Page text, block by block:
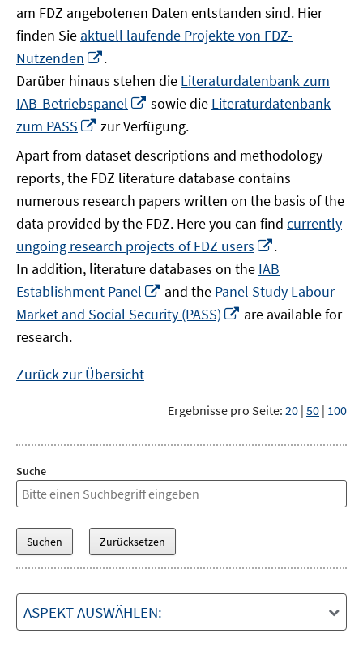
am FDZ angebotenen Daten entstanden sind. Hier
finden Sie aktuell laufende Projekte von FDZ-
Nutzenden
neuem
Fenster
öffnen
.
Darüber hinaus stehen die Literaturdatenbank zum
IAB-Betriebspanel
In
neuem
Fenster
öffnen
sowie die Literaturdatenbank
zum PASS
In
Fenster
öffnen
zur Verfügung.
Apart from dataset descriptions and methodology
reports, the FDZ literature database contains
numerous research papers written on the basis of the
data provided by the FDZ. Here you can find currently
ungoing research projects of FDZ users
neuem
Fenster
öffnen
.
In addition, literature databases on the IAB
Establishment Panel
In
neuem
Fenster
and the Panel Study Labour
Market and Social Security (PASS)
In
are available for
research.
Zurück zur Übersicht
Ergebnisse pro Seite: 20 | 50 | 100
Suche
ASPEKT AUSWÄHLEN: